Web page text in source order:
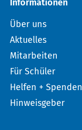
Informationen
Über uns
Aktuelles
Mitarbeiten
Für Schüler
Helfen + Spenden
Hinweisgeber